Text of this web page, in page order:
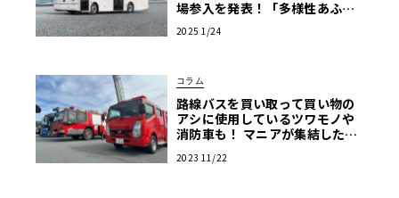
場参入を発表！「多様性あふれ
2025 1/24
コラム
路線バスを買い取って買い物の
アシに使用しているツワモノや
消防車も！ マニアが集結した商
2023 11/22